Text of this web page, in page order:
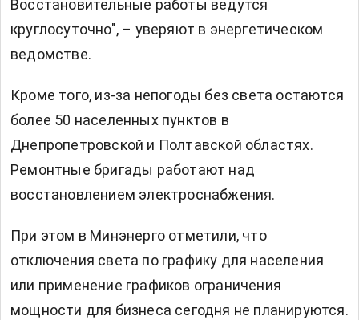
Восстановительные работы ведутся
круглосуточно", – уверяют в энергетическом
ведомстве.
Кроме того, из-за непогоды без света остаются
более 50 населенных пунктов в
Днепропетровской и Полтавской областях.
Ремонтные бригады работают над
восстановлением электроснабжения.
При этом в Минэнерго отметили, что
отключения света по графику для населения
или применение графиков ограничения
мощности для бизнеса сегодня не планируются.